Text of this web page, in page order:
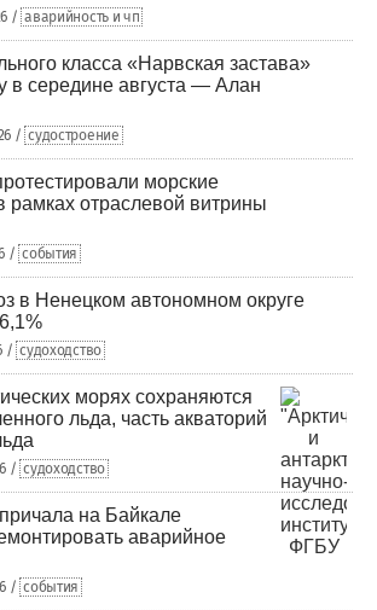
/ аварийность и чп
класса «Нарвская застава»
в середине августа — Алан
/ судостроение
морские
рамках отраслевой витрины
/ события
в Ненецком автономном округе
/ судоходство
морях сохраняются
льда, часть акваторий
/ судоходство
на Байкале
аварийное
/ события